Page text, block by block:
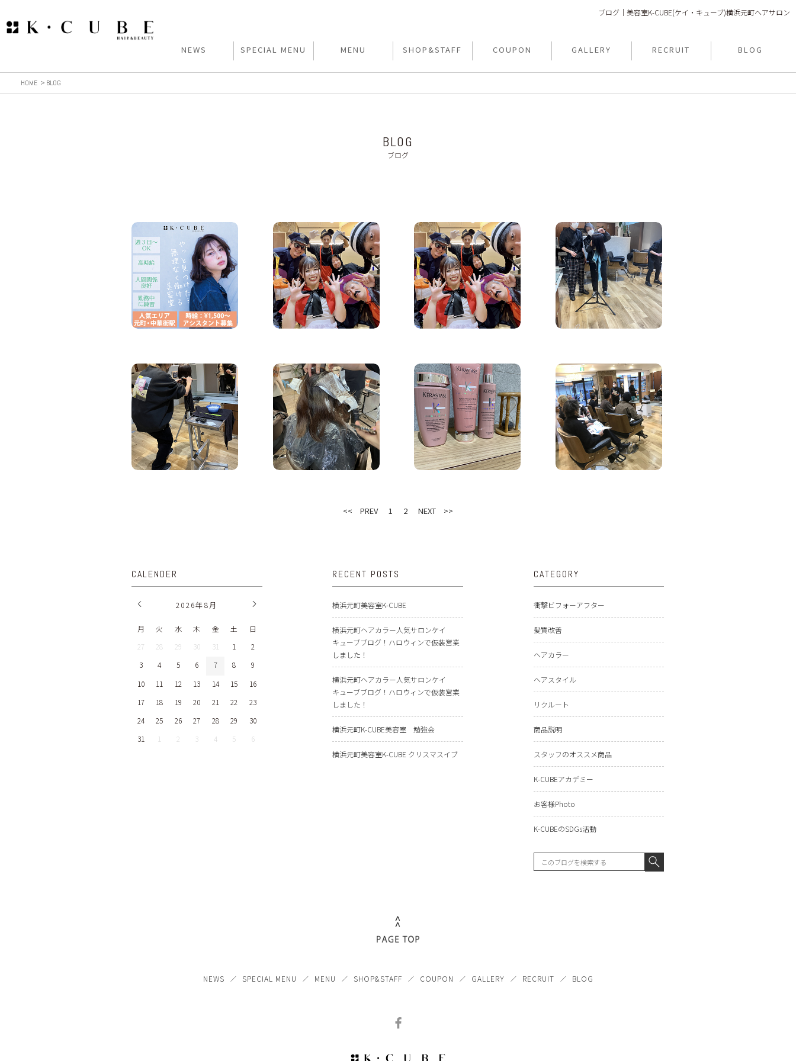
ブログ｜美容室K-CUBE(ケイ・キューブ)横浜元町ヘアサロン
NEWS SPECIAL MENU MENU SHOP&STAFF COUPON GALLERY RECRUIT BLOG
HOME BLOG
BLOG
ブログ
<< PREV 1 2 NEXT >>
CALENDER
2026年8月
月 火 水 木 金 土
日
27
28 29 30 31 1
2
3
4 5 6 7 8
9
10
11 12 13 14 15
16
17
18 19 20 21 22
23
24
25 26 27 28 29
30
31
1 2 3 4 5 6
RECENT POSTS
横浜元町美容室K-CUBE
横浜元町ヘアカラー人気サロンケイ
キューブブログ！ハロウィンで仮装営業
しました！
横浜元町ヘアカラー人気サロンケイ
キューブブログ！ハロウィンで仮装営業
しました！
横浜元町K-CUBE美容室 勉強会
横浜元町美容室K-CUBE クリスマスイブ
CATEGORY
衝撃ビフォーアフター
髪質改善
ヘアカラー
ヘアスタイル
リクルート
商品説明
スタッフのオススメ商品
K-CUBEアカデミー
お客様Photo
K-CUBEのSDGs活動
NEWS SPECIAL MENU MENU SHOP&STAFF COUPON GALLERY RECRUIT BLOG